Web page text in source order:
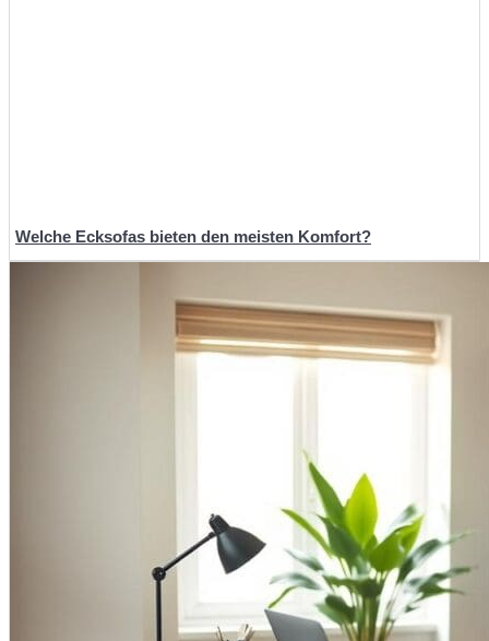
Welche Ecksofas bieten den meisten Komfort?